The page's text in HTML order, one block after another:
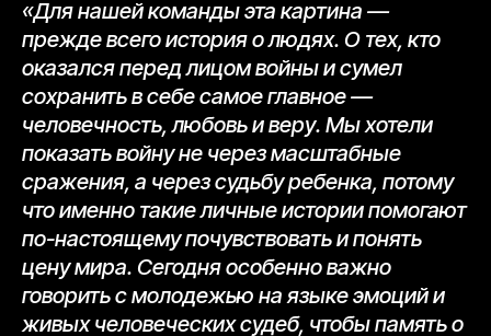
«Для нашей команды эта картина —
прежде всего история о людях. О тех, кто
оказался перед лицом войны и сумел
сохранить в себе самое главное —
человечность, любовь и веру. Мы хотели
показать войну не через масштабные
сражения, а через судьбу ребенка, потому
что именно такие личные истории помогают
по-настоящему почувствовать и понять
цену мира. Сегодня особенно важно
говорить с молодежью на языке эмоций и
живых человеческих судеб, чтобы память о